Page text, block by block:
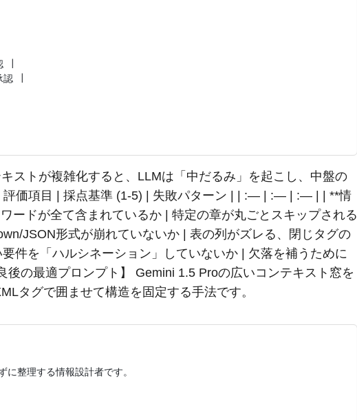
|
認 |
ストが複雑化すると、LLMは「中だるみ」を起こし、中盤の
評価項目 | 採点基準 (1-5) | 失敗パターン | | :— | :— | :— | | **情
ードが全て含まれているか | 特定の章が丸ごとスキップされる
JSON形式が崩れていないか | 表の列がズレる、閉じタグの
件を「ハルシネーション」していないか | 欠落を補うために
後の最適プロンプト】 Gemini 1.5 Proの広いコンテキスト窓を
タグで囲ませて構造を固定する手法です。
整理する情報設計者です。